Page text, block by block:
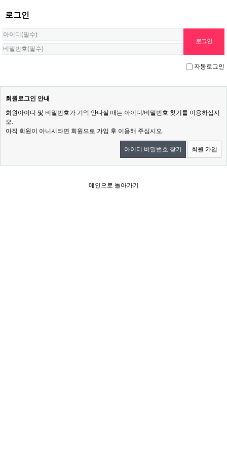
로그인
자동로그인
회원로그인안내
회원아이디및비밀번호가기억안나실때는아이디/비밀번호찾기를이용하십시
오.
아직회원이아니시라면회원으로가입후이용해주십시오.
아이디비밀번호찾기 회원가입
메인으로돌아가기